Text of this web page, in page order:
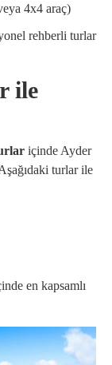
4x4 araç)
rehberli turlar
ile
içinde Ayder
turlar ile
en kapsamlı